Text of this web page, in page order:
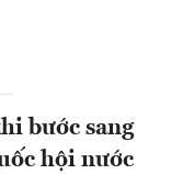
bước sang
hội nước